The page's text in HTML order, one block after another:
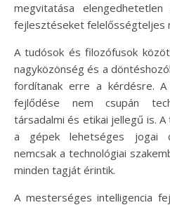
megvitatása
fejlesztéseket felelősségteljes
A tudósok és filozófusok
nagyközönség és a
fordítanak erre a kérdésre. A
fejlődése nem csupán
társadalmi és etikai jellegű is.
a gépek lehetséges jogai
nemcsak a technológiai
minden tagját érintik.
A mesterséges intelligencia